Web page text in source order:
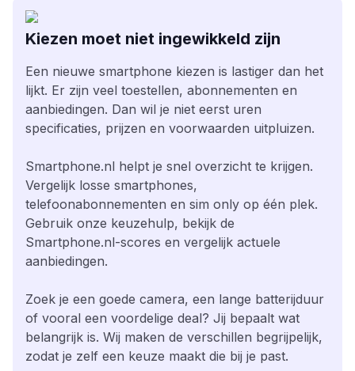
Kiezen moet niet ingewikkeld zijn
Een nieuwe smartphone kiezen is lastiger dan het
lijkt. Er zijn veel toestellen, abonnementen en
aanbiedingen. Dan wil je niet eerst uren
specificaties, prijzen en voorwaarden uitpluizen.
Smartphone.nl helpt je snel overzicht te krijgen.
Vergelijk losse smartphones,
telefoonabonnementen en sim only op één plek.
Gebruik onze keuzehulp, bekijk de
Smartphone.nl-scores en vergelijk actuele
aanbiedingen.
Zoek je een goede camera, een lange batterijduur
of vooral een voordelige deal? Jij bepaalt wat
belangrijk is. Wij maken de verschillen begrijpelijk,
zodat je zelf een keuze maakt die bij je past.